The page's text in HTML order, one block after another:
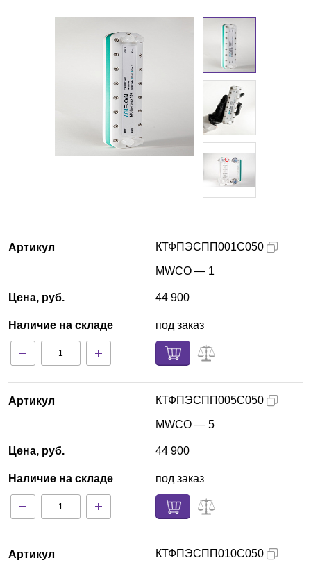
Кемерово
Контакты
Артикул
Цена, руб.
Наличие на складе
КТФПЭСПП001С050
MWCO — 1
44 900
под заказ
Артикул
Цена, руб.
Наличие на складе
КТФПЭСПП005С050
MWCO — 5
44 900
под заказ
Артикул КТФПЭСПП010С050